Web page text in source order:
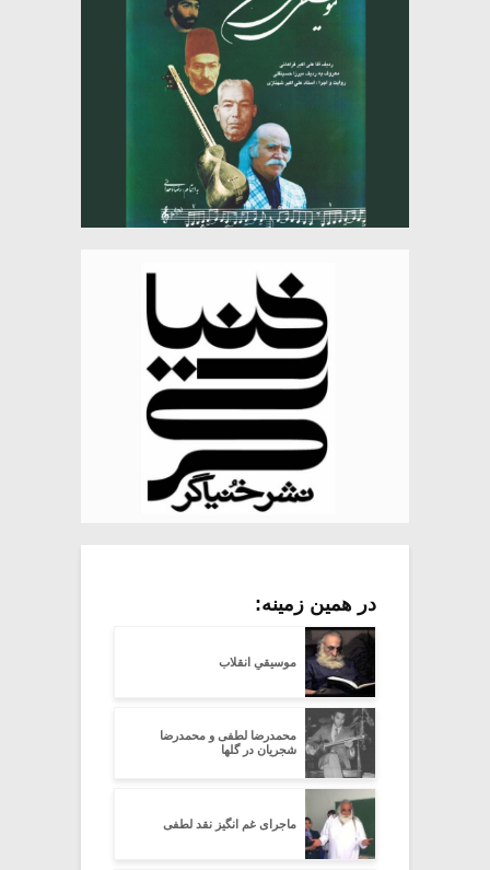
در همین زمینه:
موسیقیِ انقلاب
محمدرضا لطفی و محمدرضا
شجریان در گلها
ماجرای غم انگیز نقد لطفی